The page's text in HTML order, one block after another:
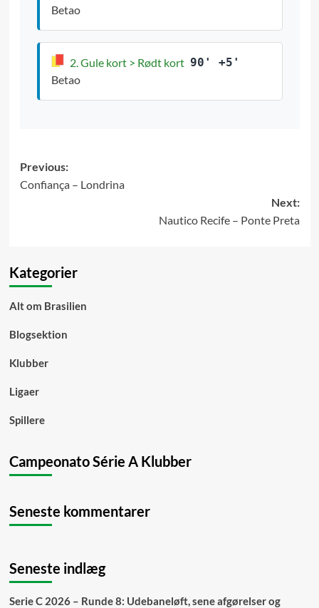
Betao
2. Gule kort > Rødt kort 90' +5'
Betao
Post
navigation
Previous:
Confiança – Londrina
Next:
Nautico Recife – Ponte Preta
Kategorier
Alt om Brasilien
Blogsektion
Klubber
Ligaer
Spillere
Campeonato Série A Klubber
Seneste kommentarer
Seneste indlæg
Serie C 2026 – Runde 8: Udebaneløft, sene afgørelser og